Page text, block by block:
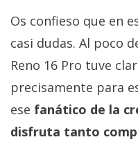
Os confieso que en
casi dudas. Al poco
Reno 16 Pro tuve
precisamente para
ese fanático de la
disfruta tanto